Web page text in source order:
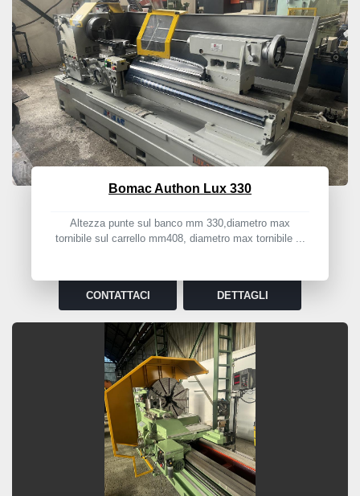
Ordina per
Bomac Authon Lux 330
Altezza punte sul banco mm 330,diametro max
tornibile sul carrello mm408, diametro max tornibile ...
CONTATTACI DETTAGLI